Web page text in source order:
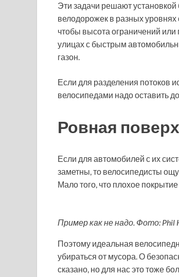
Эти задачи решают
велодорожек в разных уровнях
чтобы высота ограничений
улицах с быстрым
газон.
Если для разделения потоков
велосипедами надо оставить
Ровная
Если для автомобилей с их
заметны, то велосипедисты
Мало того, что плохое
Пример как не надо. Фото: Phil
Поэтому идеальная
убираться от мусора. О
сказано, но для нас это тоже